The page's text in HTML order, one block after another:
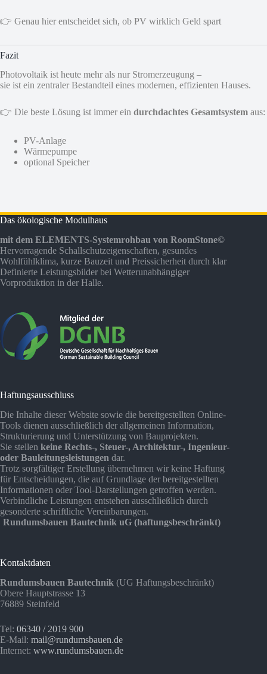
👉 Genau hier entscheidet sich, ob PV wirklich Geld spart
Fazit
Photovoltaik ist heute mehr als nur Stromerzeugung –
sie ist ein zentraler Bestandteil eines modernen, effizienten Hauses.
👉 Die beste Lösung ist immer ein durchdachtes Gesamtsystem aus:
PV-Anlage
Wärmepumpe
optional Speicher
Das ökologische Modulhaus
mit dem ELEMENTS-Systemrohbau von RoomStone©
Hervorragende Schallschutzeigenschaften, gesundes
Wohlfühlklima, kurze Bauzeit und Preissicherheit durch klar
Definierte Leistungsbilder bei Wetterunabhängiger
Vorproduktion in der Halle.
Haftungsausschluss
Die Inhalte dieser Website sowie die bereitgestellten Online-
Tools dienen ausschließlich der allgemeinen Information,
Strukturierung und Unterstützung von Bauprojekten.
Sie stellen keine Rechts-, Steuer-, Architektur-, Ingenieur-
oder Bauleitungsleistungen dar.
Trotz sorgfältiger Erstellung übernehmen wir keine Haftung
für Entscheidungen, die auf Grundlage der bereitgestellten
Informationen oder Tool-Darstellungen getroffen werden.
Verbindliche Leistungen entstehen ausschließlich durch
gesonderte schriftliche Vereinbarungen.
Rundumsbauen Bautechnik uG (haftungsbeschränkt)
Kontaktdaten
Rundumsbauen Bautechnik (UG Haftungsbeschränkt)
Obere Hauptstrasse 13
76889 Steinfeld
Tel: 06340 / 2019 900
E-Mail: mail@rundumsbauen.de
Internet: www.rundumsbauen.de